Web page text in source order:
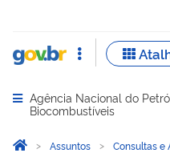
Abrir menu principal de
Agência Nacional do
Biocombustíveis
Você está aqui:
Página Inicial
Assuntos Consultas e